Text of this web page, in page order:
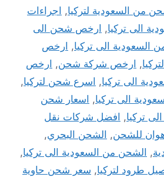
من السعودية لتركيا, اجراءات
الى تركيا, ارخص شحن الى
الى تركيا, ارخص
, ارخص شركة شحن, ارخص
الى تركيا, اسرع شحن لتركيا,
الى تركيا, اسعار شحن
تركيا, افضل شركات نقل
للشحن, الشحن البحري,
, الشحن من السعودية الى تركيا,
طرود لتركيا, سعر شحن حاوية